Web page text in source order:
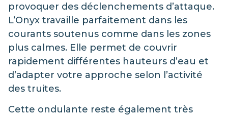
provoquer des déclenchements d’attaque.
L’Onyx travaille parfaitement dans les
courants soutenus comme dans les zones
plus calmes. Elle permet de couvrir
rapidement différentes hauteurs d’eau et
d’adapter votre approche selon l’activité
des truites.
Cette ondulante reste également très